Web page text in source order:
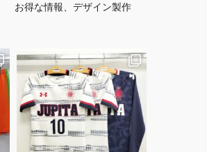
お得な情報、デザイン製作